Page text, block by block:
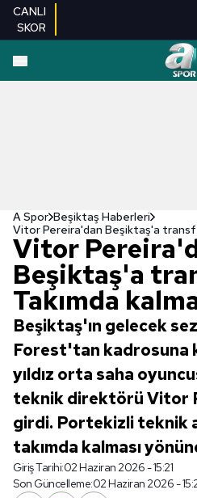
CANLI
SKOR
A Spor Beşiktaş Haberleri
Vitor
Beşiktaş'a
Takımda
Beşiktaş'ın gelecek
Forest'tan kadrosuna
yıldız orta saha
teknik direktörü Vitor
girdi. Portekizli teknik
takımda kalması
Giriş Tarihi:02 Haziran 2026 - 15:21
Son Güncelleme:02 Haziran 2026 -